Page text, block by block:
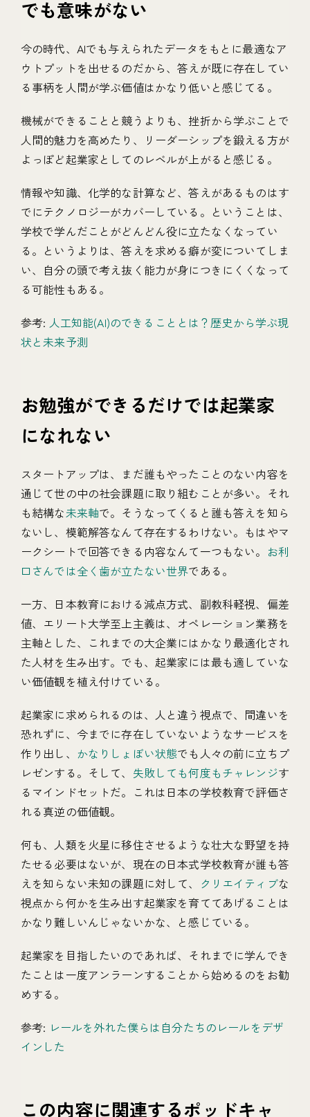
でも意味がない
今の時代、AIでも与えられたデータをもとに最適なア
ウトプットを出せるのだから、答えが既に存在してい
る事柄を人間が学ぶ価値はかなり低いと感じてる。
機械ができることと競うよりも、挫折から学ぶことで
人間的魅力を高めたり、リーダーシップを鍛える方が
よっぽど起業家としてのレベルが上がると感じる。
情報や知識、化学的な計算など、答えがあるものはす
でにテクノロジーがカバーしている。ということは、
学校で学んだことがどんどん役に立たなくなってい
る。というよりは、答えを求める癖が変についてしま
い、自分の頭で考え抜く能力が身につきにくくなって
る可能性もある。
参考: 人工知能(AI)のできることとは？歴史から学ぶ現
状と未来予測
お勉強ができるだけでは起業家
になれない
スタートアップは、まだ誰もやったことのない内容を
通じて世の中の社会課題に取り組むことが多い。それ
も結構な未来軸で。そうなってくると誰も答えを知ら
ないし、模範解答なんて存在するわけない。もはやマ
ークシートで回答できる内容なんて一つもない。 お利
口さんでは全く歯が立たない世界である。
一方、日本教育における減点方式、副教科軽視、偏差
値、エリート大学至上主義は、オペレーション業務を
主軸とした、これまでの大企業にはかなり最適化され
た人材を生み出す。でも、起業家には最も適していな
い価値観を植え付けている。
起業家に求められるのは、人と違う視点で、間違いを
恐れずに、今までに存在していないようなサービスを
作り出し、 かなりしょぼい状態でも人々の前に立ちプ
レゼンする。そして、 失敗しても何度もチャレンジす
るマインドセットだ。これは日本の学校教育で評価さ
れる真逆の価値観。
何も、人類を火星に移住させるような壮大な野望を持
たせる必要はないが、現在の日本式学校教育が誰も答
えを知らない未知の課題に対して、 クリエイティブな
視点から何かを生み出す起業家を育ててあげることは
かなり難しいんじゃないかな、と感じている。
起業家を目指したいのであれば、それまでに学んでき
たことは一度アンラーンすることから始めるのをお勧
めする。
参考: レールを外れた僕らは自分たちのレールをデザ
インした
この内容に関連するポッドキャ